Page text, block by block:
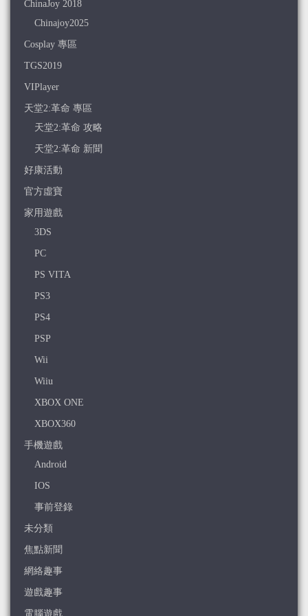
ChinaJoy 2018
Chinajoy2025
Cosplay 專區
TGS2019
VIPlayer
天堂2:革命 專區
天堂2:革命 攻略
天堂2:革命 新聞
好康活動
官方虛寶
家用遊戲
3DS
PC
PS VITA
PS3
PS4
PSP
Wii
Wiiu
XBOX ONE
XBOX360
手機遊戲
Android
IOS
事前登錄
未分類
焦點新聞
網絡趣事
遊戲趣事
電腦遊戲